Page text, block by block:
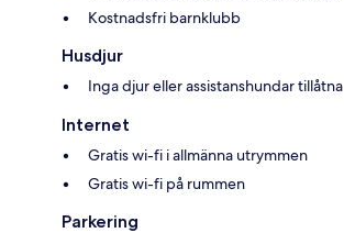
Kostnadsfri barnklubb
Husdjur
Inga djur eller assistanshundar tillåtna
Internet
Gratis wi-fi i allmänna utrymmen
Gratis wi-fi på rummen
Parkering